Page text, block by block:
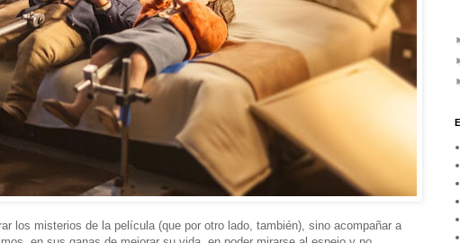
los misterios de la película (que por otro lado, también), sino acompañar a